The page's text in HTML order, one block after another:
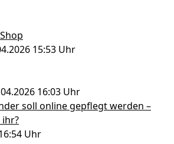
15:53 Uhr
16:03 Uhr
soll online gepflegt werden –
Uhr